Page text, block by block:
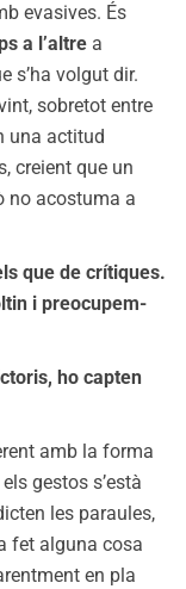
evasives. És
a l’altre a
s’ha volgut dir.
sobretot entre
una actitud
creient que un
no acostuma a
que de crítiques.
i preocupem-
ho capten
amb la forma
gestos s’està
les paraules,
fet alguna cosa
en pla